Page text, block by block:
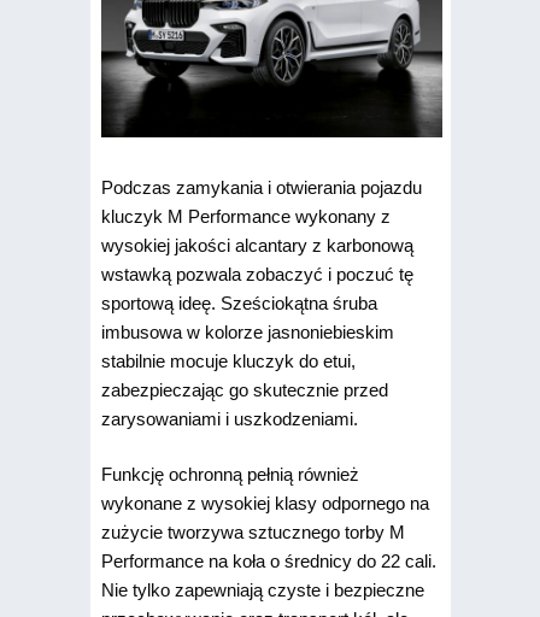
Podczas zamykania i otwierania pojazdu
kluczyk M Performance wykonany z
wysokiej jakości alcantary z karbonową
wstawką pozwala zobaczyć i poczuć tę
sportową ideę. Sześciokątna śruba
imbusowa w kolorze jasnoniebieskim
stabilnie mocuje kluczyk do etui,
zabezpieczając go skutecznie przed
zarysowaniami i uszkodzeniami.
Funkcję ochronną pełnią również
wykonane z wysokiej klasy odpornego na
zużycie tworzywa sztucznego torby M
Performance na koła o średnicy do 22 cali.
Nie tylko zapewniają czyste i bezpieczne